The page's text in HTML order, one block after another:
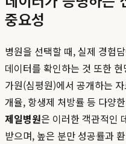
중요성
병원을 선택할 때, 실제 경험
데이터를 확인하는 것 또한
가원(심평원)에서 공개하는
개율, 항생제 처방률 등 다양
제일병원은 이러한 객관적인
받으며, 높은 분만 성공률과